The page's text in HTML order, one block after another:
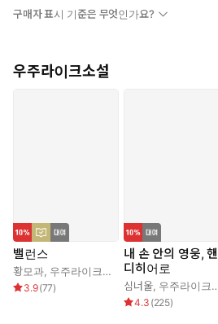
구매자 표시 기준은 무엇인가요?
우주라이크소설
밸런스
황모과, 우주라이크소설
3.9(77)
내 손 안의 영웅, 핸
디히어로
심너울, 우주라이크소설
4.3 (225)